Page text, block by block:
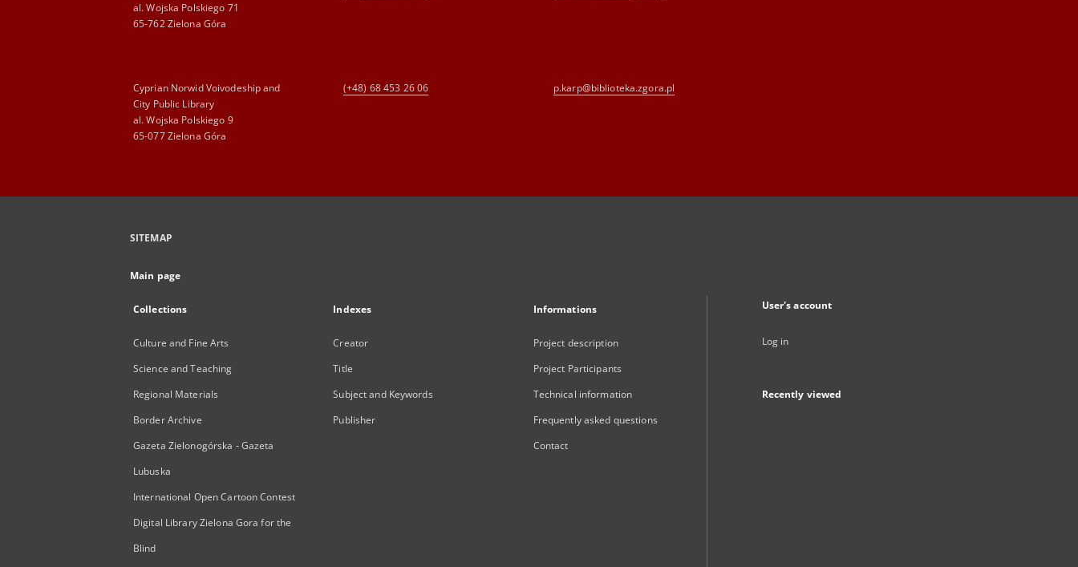
al. Wojska Polskiego 71
65-762 Zielona Góra
Cyprian Norwid Voivodeship and
City Public Library
al. Wojska Polskiego 9
65-077 Zielona Góra
(+48) 68 453 26 06 p.karp@biblioteka.zgora.pl
SITEMAP
Main page
Collections
Culture and Fine Arts
Science and Teaching
Regional Materials
Border Archive
Gazeta Zielonogórska - Gazeta
Lubuska
International Open Cartoon Contest
Digital Library Zielona Gora for the
Blind
Indexes
Creator
Title
Subject and Keywords
Publisher
Informations
Project description
Project Participants
Technical information
Frequently asked questions
Contact
User's account
Log in
Recently viewed